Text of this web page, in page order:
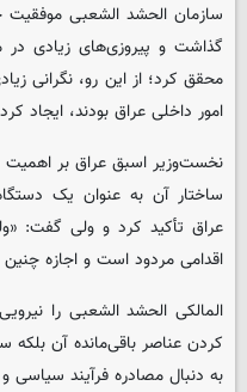
سازمان الحشد الشعبی موفقیت
گذاشت و پیروزی‌های زیادی در
محقق کرد؛ از این رو، نگرانی
امور داخلی عراق بودند، ایجاد
نخست‌وزیر اسبق عراق بر
ساختار آن به عنوان یک
عراق تأکید کرد و ولی گفت:
اقدامی مردود است و اجازه
المالکی الحشد الشعبی را
کردن عناصر باقی‌مانده آن بلکه
به دنبال مصادره فرآیند